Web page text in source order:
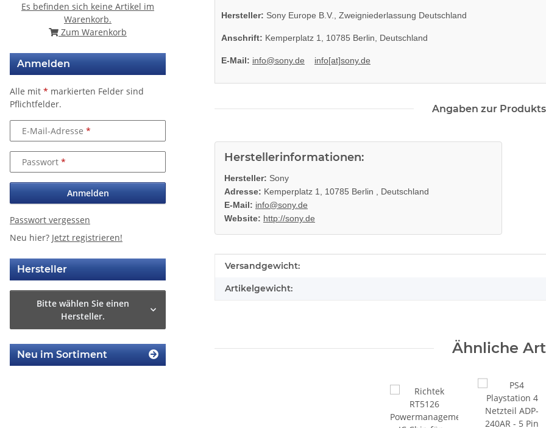
Hersteller: Sony Europe B.V., Zweigniederlassung Deutschland
Anschrift: Kemperplatz 1, 10785 Berlin, Deutschland
E-Mail: info@sony.de info[at]sony.de
Angaben zur
Herstellerinformationen:
Hersteller: Sony
Adresse: Kemperplatz 1, 10785 Berlin , Deutschland
E-Mail: info@sony.de
Website: http://sony.de
Produkteigenschaft
Wert
Versandgewicht:
Artikelgewicht:
Ähnliche
Es befinden sich keine Artikel im
Warenkorb.
Zum Warenkorb
Anmelden
Alle mit * markierten Felder sind
Pflichtfelder.
E-Mail-Adresse
Passwort
Anmelden
Passwort vergessen
Neu hier? Jetzt registrieren!
Hersteller
Bitte wählen Sie einen
Hersteller.
Neu im Sortiment